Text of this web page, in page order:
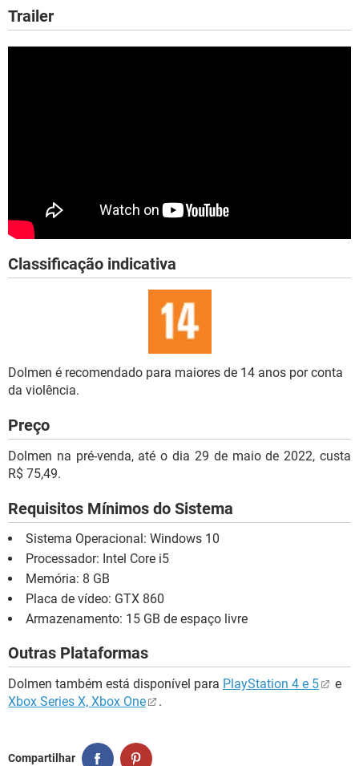
Trailer
Classificação indicativa
Dolmen é recomendado para maiores de 14 anos por conta
da violência.
Preço
Dolmen na pré-venda, até o dia 29 de maio de 2022, custa
R$ 75,49.
Requisitos Mínimos do Sistema
Sistema Operacional: Windows 10
Processador: Intel Core i5
Memória: 8 GB
Placa de vídeo: GTX 860
Armazenamento: 15 GB de espaço livre
Outras Plataformas
Dolmen também está disponível para PlayStation 4 e 5
e
Xbox Series X, Xbox One
.
Compartilhar